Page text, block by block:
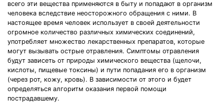
всего эти вещества применяются в быту и попадают в организм
человека вследствие неосторожного обращения с ними. В
настоящее время человек использует в своей деятельности
огромное количество различных химических соединений,
употребляет множество лекарственных препаратов, которые
могут вызывать острые отравления. Симптомы отравления
будут зависеть от природы химического вещества (щелочи,
кислоты, пищевые токсины) и пути попадания его в организм
(через рот, кожу, кровь). В зависимости от этого и будет
определяться алгоритм оказания первой помощи
пострадавшему.